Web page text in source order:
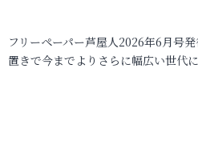
フリーペーパー芦屋人2026年6月号
置きで今までよりさらに幅広い世代